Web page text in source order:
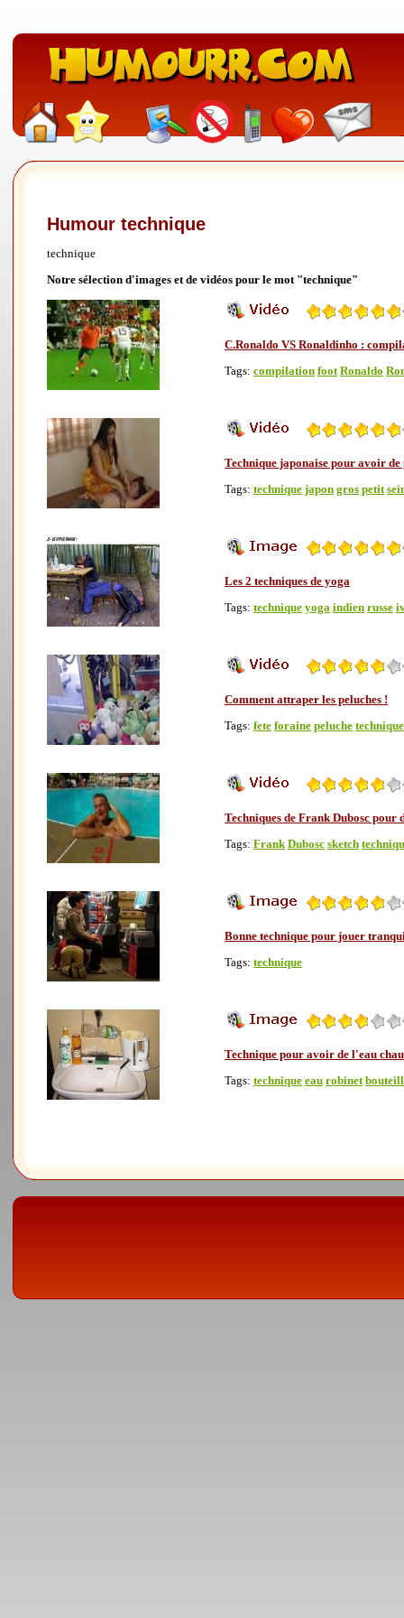
Humour technique
technique
Notre sélection d'images et de vidéos pour le mot "technique"
C.Ronaldo VS Ronaldinho :
Tags: compilation foot Ronaldo
Technique japonaise pour avoir de
Tags: technique japon gros petit
Les 2 techniques de yoga
Tags: technique yoga indien russe
Comment attraper les peluches !
Tags: fete foraine peluche technique
Techniques de Frank Dubosc
Tags: Frank Dubosc sketch
Bonne technique pour jouer
Tags: technique
Technique pour avoir de l'eau
Tags: technique eau robinet